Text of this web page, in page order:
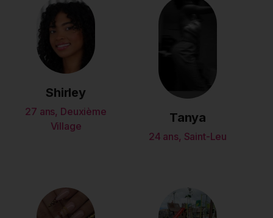
Shirley
27 ans, Deuxième
Village
Tanya
24 ans, Saint-Leu